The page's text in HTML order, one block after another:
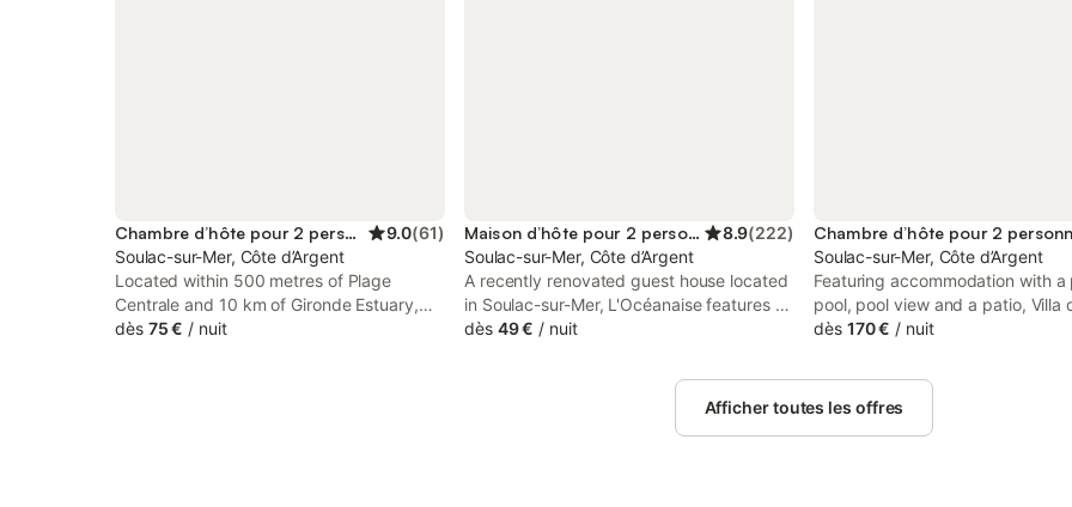
Chambre d’hôte pour 2 personnes 9.0(61)
Soulac-sur-Mer, Côte d’Argent
Located within 500 metres of Plage
Centrale and 10 km of Gironde Estuary,
Chambres d'Hôtes d'Aliénor provides
dès 75 € / nuit
Maison d’hôte pour 2 personnes 8.9(222)
Soulac-sur-Mer, Côte d’Argent
A recently renovated guest house located
in Soulac-sur-Mer, L'Océanaise features a
garden. This beachfront property offers
provides garden views, a sun terrace, and
free WiFi is available throughout the
dès 49 € / nuit
Chambre d’hôte pour 2
Soulac-sur-Mer, Côte d’Argent
Featuring accommodation with a
pool, pool view and a patio, Villa
Chambre d'hôtes is set in Soulac-
darts, free private parking and
dès 170 € / nuit
Afficher toutes les offres